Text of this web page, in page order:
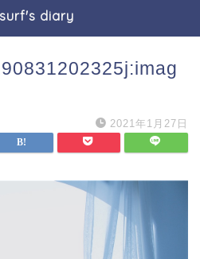
diary
2021年1月27日